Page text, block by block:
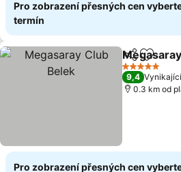
Pro zobrazení přesných cen
termín
SdíletPřidat
5 Počet
9,4 Vynikající
0.3 km od
Pro zobrazení přesných cen